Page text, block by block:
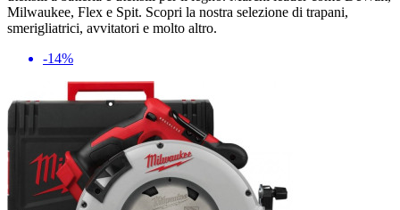
Milwaukee, Flex e Spit. Scopri la nostra selezione di trapani,
smerigliatrici, avvitatori e molto altro.
-14%